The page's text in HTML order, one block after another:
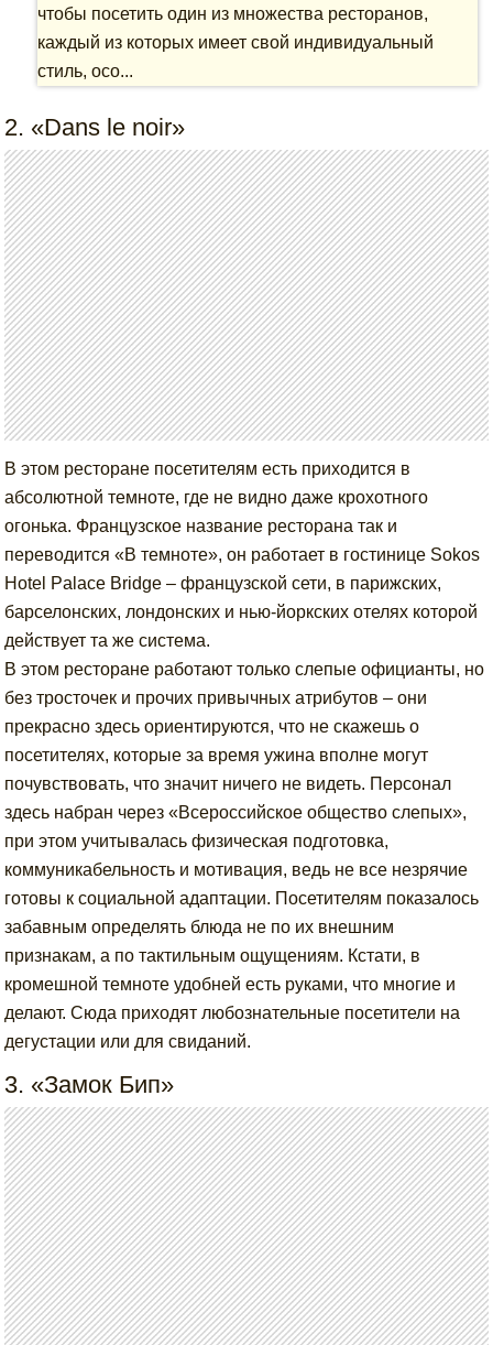
чтобы посетить один из множества ресторанов,
каждый из которых имеет свой индивидуальный
стиль, осо...
2. «Dans le noir»
В этом ресторане посетителям есть приходится в
абсолютной темноте, где не видно даже крохотного
огонька. Французское название ресторана так и
переводится «В темноте», он работает в гостинице Sokos
Hotel Palace Bridge – французской сети, в парижских,
барселонских, лондонских и нью-йоркских отелях которой
действует та же система.
В этом ресторане работают только слепые официанты, но
без тросточек и прочих привычных атрибутов – они
прекрасно здесь ориентируются, что не скажешь о
посетителях, которые за время ужина вполне могут
почувствовать, что значит ничего не видеть. Персонал
здесь набран через «Всероссийское общество слепых»,
при этом учитывалась физическая подготовка,
коммуникабельность и мотивация, ведь не все незрячие
готовы к социальной адаптации. Посетителям показалось
забавным определять блюда не по их внешним
признакам, а по тактильным ощущениям. Кстати, в
кромешной темноте удобней есть руками, что многие и
делают. Сюда приходят любознательные посетители на
дегустации или для свиданий.
3. «Замок Бип»